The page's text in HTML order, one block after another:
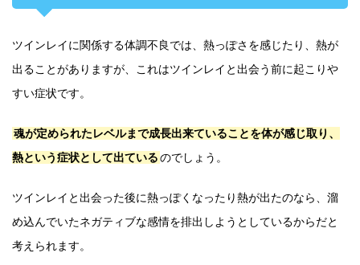
ツインレイに関係する体調不良では、熱っぽさを感じたり、熱が
出ることがありますが、これはツインレイと出会う前に起こりや
すい症状です。
魂が定められたレベルまで成長出来ていることを体が感じ取り、
熱という症状として出ているのでしょう。
ツインレイと出会った後に熱っぽくなったり熱が出たのなら、溜
め込んでいたネガティブな感情を排出しようとしているからだと
考えられます。